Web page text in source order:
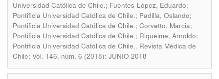
Universidad Católica de Chile.; Fuentes-López, Eduardo;
Pontificia Universidad Católica de Chile.; Padilla, Oslando;
Pontificia Universidad Católica de Chile.; Corvetto, Marcia;
Pontificia Universidad Católica de Chile.; Riquelme, Arnoldo;
Pontificia Universidad Católica de Chile.. Revista Médica de
Chile; Vol. 146, núm. 6 (2018): JUNIO 2018